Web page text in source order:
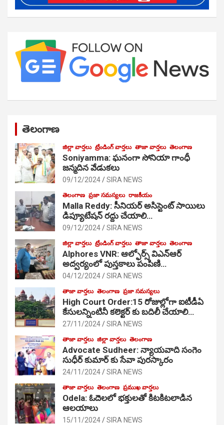
తెలంగాణ
జిల్లా వార్తలు ట్రేండింగ్ వార్తలు తాజా వార్తలు తెలంగాణ
Soniyamma: ఘ‌నంగా సోనియా గాంధీ
జ‌న్మ‌దిన వేడుక‌లు
09/12/2024 SIRA NEWS
తెలంగాణ ప్రజా సమస్యలు రాజకీయం
Malla Reddy: సీనియర్ అసిస్టెంట్ సాయిలు
డిప్యూటేషన్ రద్దు చేయాలి…
09/12/2024 SIRA NEWS
జిల్లా వార్తలు ట్రేండింగ్ వార్తలు తాజా వార్తలు తెలంగాణ
Alphores VNR: ఆల్ఫోర్స్ విఎన్ఆర్
అద్వర్యంలో పుస్తకాలు పంపిణి…
04/12/2024 SIRA NEWS
తాజా వార్తలు తెలంగాణ ప్రజా సమస్యలు
High Court Order:15 రోజుల్లోగా ఐటీడీఏ
కేసులన్నింటినీ కలెక్టర్ కు బదిలీ చేయాలి…
27/11/2024 SIRA NEWS
తాజా వార్తలు జిల్లా వార్తలు తెలంగాణ
Advocate Sudheer: న్యాయవాది సంగెం
సుధీర్ కుమార్ కు సేవా పురస్కారం
24/11/2024 SIRA NEWS
తాజా వార్తలు తెలంగాణ ప్రముఖ వార్తలు
Odela: ఓదెల‌లో భక్తులతో కిటకిటలాడిన
ఆల‌యాలు
15/11/2024 SIRA NEWS